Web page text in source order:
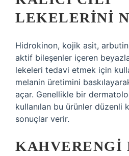
LEKELERINI
Hidrokinon, kojik asit,
aktif bileşenler içeren
lekeleri tedavi etmek için
melanin üretimini
açar. Genellikle bir
kullanılan bu ürünler düzenli
sonuçlar verir.
KAHVERENGI